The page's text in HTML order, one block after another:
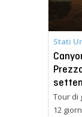
Stati
Tour di
12